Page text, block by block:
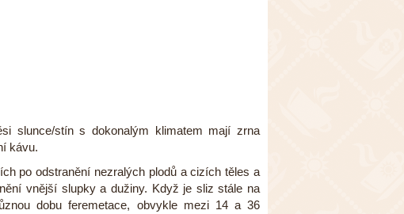
slunce/stín s dokonalým klimatem mají zrna
kávu.
po odstranění nezralých plodů a cizích těles a
vnější slupky a dužiny. Když je sliz stále na
dobu feremetace, obvykle mezi 14 a 36